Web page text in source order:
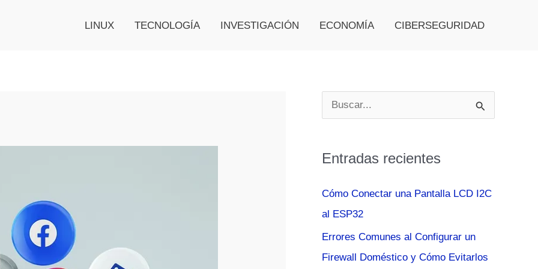
LINUX TECNOLOGÍA INVESTIGACIÓN ECONOMÍA CIBERSEGURIDAD
u
c
o
r
Entradas recientes
Cómo Conectar una Pantalla LCD I2C
al ESP32
Errores Comunes al Configurar un
Firewall Doméstico y Cómo Evitarlos